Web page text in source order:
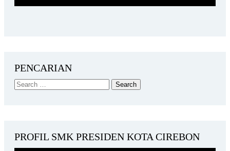
PENCARIAN
PROFIL SMK PRESIDEN KOTA CIREBON